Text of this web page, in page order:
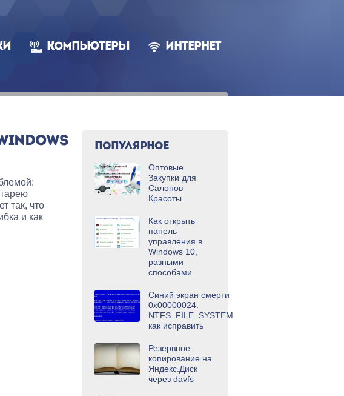
КОМПЬЮТЕРЫ ИНТЕРНЕТ
так, что
и как
ПОПУЛЯРНОЕ
Оптовые
Закупки для
Салонов
Красоты
Как открыть
панель
управления в
Windows 10,
разными
способами
Синий экран смерти
0x00000024:
NTFS_FILE_SYSTEM
как исправить
Резервное
копирование на
Яндекс.Диск
через davfs